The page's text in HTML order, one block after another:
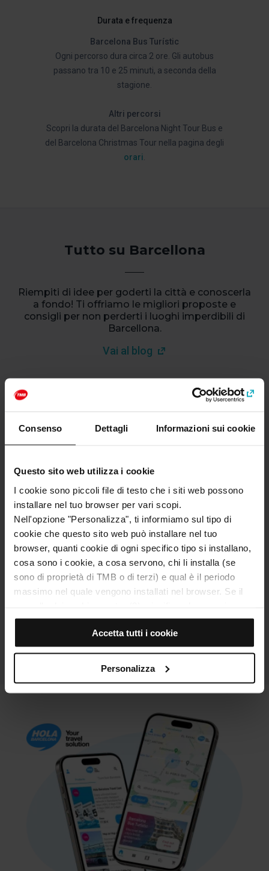
Consenso Dettagli Informazioni sui cookie
Questo sito web utilizza i cookie
I cookie sono piccoli file di testo che i siti web possono
installare nel tuo browser per vari scopi.
Nell'opzione "Personalizza", ti informiamo sul tipo di
cookie che questo sito web può installare nel tuo
browser, quanti cookie di ogni specifico tipo si installano,
cosa sono i cookie, a cosa servono, chi li installa (se
sono di proprietà di TMB o di terzi) e qual è il periodo
massimo nel quale vengono installati nel browser. Se il
installa alcun cookie di questo tipo.
Se scegli l'opzione "Accetta tutti i cookie", consenti
l'installazione di tutti questi cookie nel tuo browser.
Alla destra di ogni tipo di cookie trovi un selettore che ti
categoria.
“Seleziona e configura”. In questo modo, verranno
installati unicamente i cookie della categoria. Ti
suggeriamo di selezionare i cookie di personalizzazione,
perché consentono di ricordare le tue opzioni di
navigazione (come la lingua) e migliorare la tua
esperienza utente.
I cookie necessari sono essenziali per il funzionamento
del sito web, per questo, se non li accetti, non potrai
iniziare a navigarvi. Puoi consultare la nostra
In qualsiasi momento durante la navigazione su questo
Accetta tutti i cookie
Personalizza
Durata e frequenza
Barcelona Bus Turístic
Ogni percorso dura circa 2 ore. Gli autobus
passano tra 10 e 25 minuti, a seconda della
stagione.
Altri percorsi
Scopri la durata del Barcelona Night Tour Bus e
del Barcelona Christmas Tour nella pagina degli
orari.
Tutto su Barcellona
Riempiti di idee per goderti la città e conoscerla
a fondo! Ti offriamo le migliori proposte e
consigli per non perderti i luoghi imperdibili di
Barcellona.
Vai al blog
Barcelona Local Festivals
2026: Guide to Festes de
Gràcia, Sants, and La Mercè
Discover the 2026 Festes de Gràcia, Festes
de Sants, and La Mercè. Check dates, must-
see events, decorated streets, and how to…
surprise